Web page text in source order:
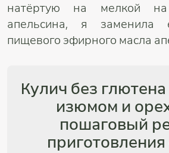
натёртую на мелкой
апельсина, я
пищевого эфирного масла
Кулич без
изюмом и
пошаговый